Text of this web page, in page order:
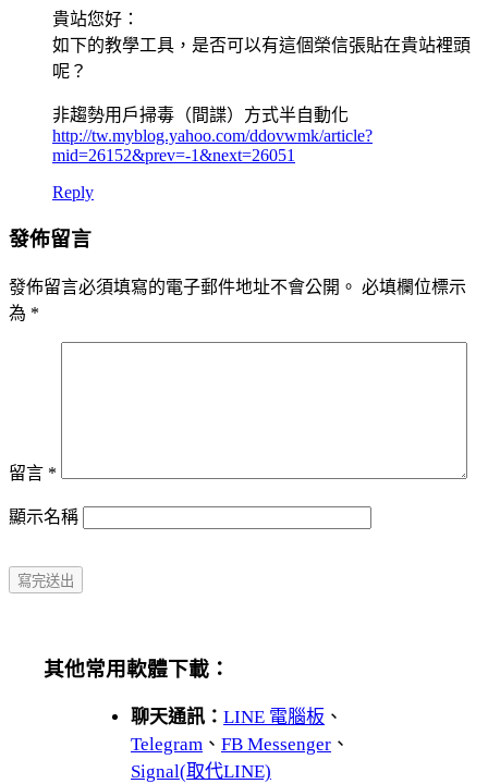
貴站您好：
如下的教學工具，是否可以有這個榮信張貼在貴站裡頭
呢？
非趨勢用戶掃毒（間諜）方式半自動化
http://tw.myblog.yahoo.com/ddovwmk/article?
mid=26152&prev=-1&next=26051
Reply
發佈留言
發佈留言必須填寫的電子郵件地址不會公開。 必填欄位標示
為 *
留言 *
顯示名稱
其他常用軟體下載：
聊天通訊： LINE 電腦板 、
Telegram 、 FB Messenger 、
Signal(取代LINE)